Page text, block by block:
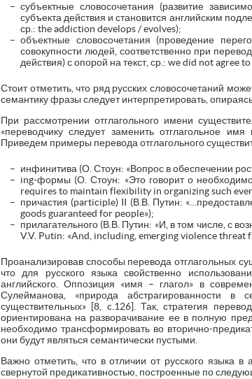
субъектные словосочетания (развитие
субъекта действия и становится английским
ср.: the addiction develops / evolves);
объектные словосочетания (проведение
совокупности людей, соответственно при
действия) с опорой на текст, ср.: we did not agree
Стоит отметить, что ряд русских словосочетаний
семантику фразы следует интерпретировать,
При рассмотрении отглагольного имени
«переводчику следует заменить отглагольное
Приведем примеры перевода отглагольного
инфинитива (О. Стоун: «Вопрос в обеспечении
ing-формы (О. Стоун: «Это говорит о
requires to maintain flexibility in organizing such
причастия (participle) II (В.В. Путин:
goods guaranteed for people»);
прилагательного (В.В. Путин: «И, в том числе, с
V.V. Putin: «And, including, emerging violence threat
Проанализировав способы перевода отглагольных
что для русского языка свойственно
английского. Оппозиция «имя – глагол» в
Сулейманова, «природа абстрагированности в
существительных» [8, c.126]. Так, стратегия
ориентирована на разворачивание ее в полную
необходимо трансформировать во вторично-
они будут являться семантически пустыми.
Важно отметить, что в отличии от русского языка
свернутой предикативностью, построенные по